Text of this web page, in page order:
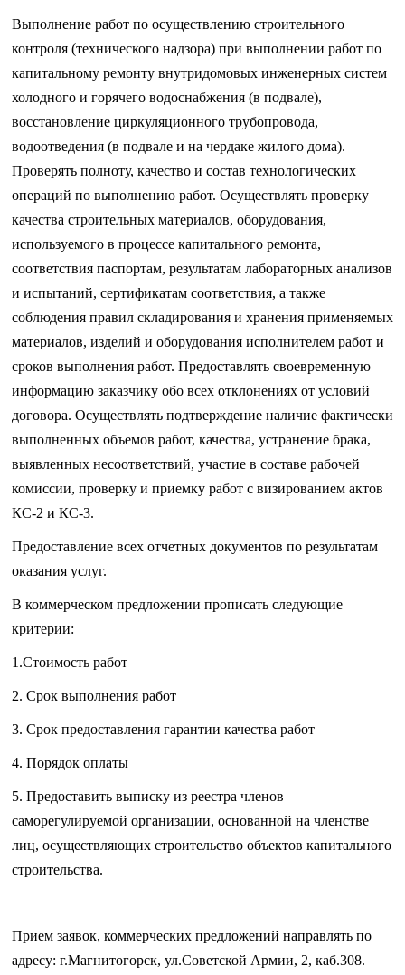
Выполнение работ по осуществлению строительного
контроля (технического надзора) при выполнении работ по
капитальному ремонту внутридомовых инженерных систем
холодного и горячего водоснабжения (в подвале),
восстановление циркуляционного трубопровода,
водоотведения (в подвале и на чердаке жилого дома).
Проверять полноту, качество и состав технологических
операций по выполнению работ. Осуществлять проверку
качества строительных материалов, оборудования,
используемого в процессе капитального ремонта,
соответствия паспортам, результатам лабораторных анализов
и испытаний, сертификатам соответствия, а также
соблюдения правил складирования и хранения применяемых
материалов, изделий и оборудования исполнителем работ и
сроков выполнения работ. Предоставлять своевременную
информацию заказчику обо всех отклонениях от условий
договора. Осуществлять подтверждение наличие фактически
выполненных объемов работ, качества, устранение брака,
выявленных несоответствий, участие в составе рабочей
комиссии, проверку и приемку работ с визированием актов
КС-2 и КС-3.
Предоставление всех отчетных документов по результатам
оказания услуг.
В коммерческом предложении прописать следующие
критерии:
1.Стоимость работ
2. Срок выполнения работ
3. Срок предоставления гарантии качества работ
4. Порядок оплаты
5. Предоставить выписку из реестра членов
саморегулируемой организации, основанной на членстве
лиц, осуществляющих строительство объектов капитального
строительства.
Прием заявок, коммерческих предложений направлять по
адресу: г.Магнитогорск, ул.Советской Армии, 2, каб.308.